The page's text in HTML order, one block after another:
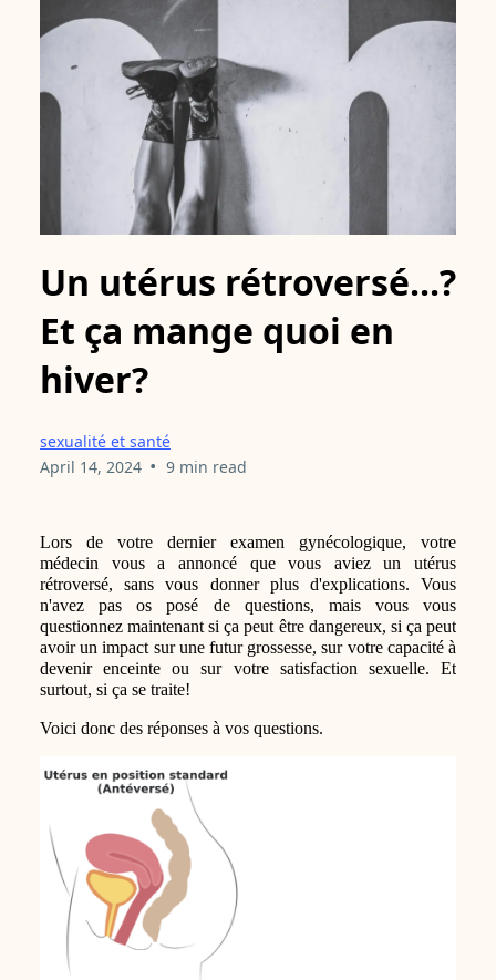
Un utérus rétroversé...?
Et ça mange quoi en
hiver?
sexualité et santé
April 14, 2024 • 9 min read
Lors de votre dernier examen gynécologique, votre
médecin vous a annoncé que vous aviez un utérus
rétroversé, sans vous donner plus d'explications. Vous
n'avez pas os posé de questions, mais vous vous
questionnez maintenant si ça peut être dangereux, si ça peut
avoir un impact sur une futur grossesse, sur votre capacité à
devenir enceinte ou sur votre satisfaction sexuelle. Et
surtout, si ça se traite!
Voici donc des réponses à vos questions.